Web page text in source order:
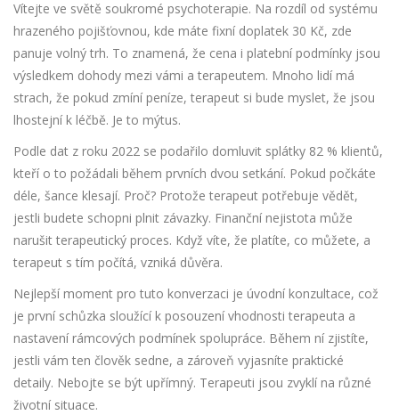
Vítejte ve světě soukromé psychoterapie. Na rozdíl od systému
hrazeného pojišťovnou, kde máte fixní doplatek 30 Kč, zde
panuje volný trh. To znamená, že cena i platební podmínky jsou
výsledkem dohody mezi vámi a terapeutem. Mnoho lidí má
strach, že pokud zmíní peníze, terapeut si bude myslet, že jsou
lhostejní k léčbě. Je to mýtus.
Podle dat z roku 2022 se podařilo domluvit splátky 82 % klientů,
kteří o to požádali během prvních dvou setkání. Pokud počkáte
déle, šance klesají. Proč? Protože terapeut potřebuje vědět,
jestli budete schopni plnit závazky. Finanční nejistota může
narušit terapeutický proces. Když víte, že platíte, co můžete, a
terapeut s tím počítá, vzniká důvěra.
Nejlepší moment pro tuto konverzaci je úvodní konzultace, což
je první schůzka sloužící k posouzení vhodnosti terapeuta a
nastavení rámcových podmínek spolupráce. Během ní zjistíte,
jestli vám ten člověk sedne, a zároveň vyjasníte praktické
detaily. Nebojte se být upřímný. Terapeuti jsou zvyklí na různé
životní situace.